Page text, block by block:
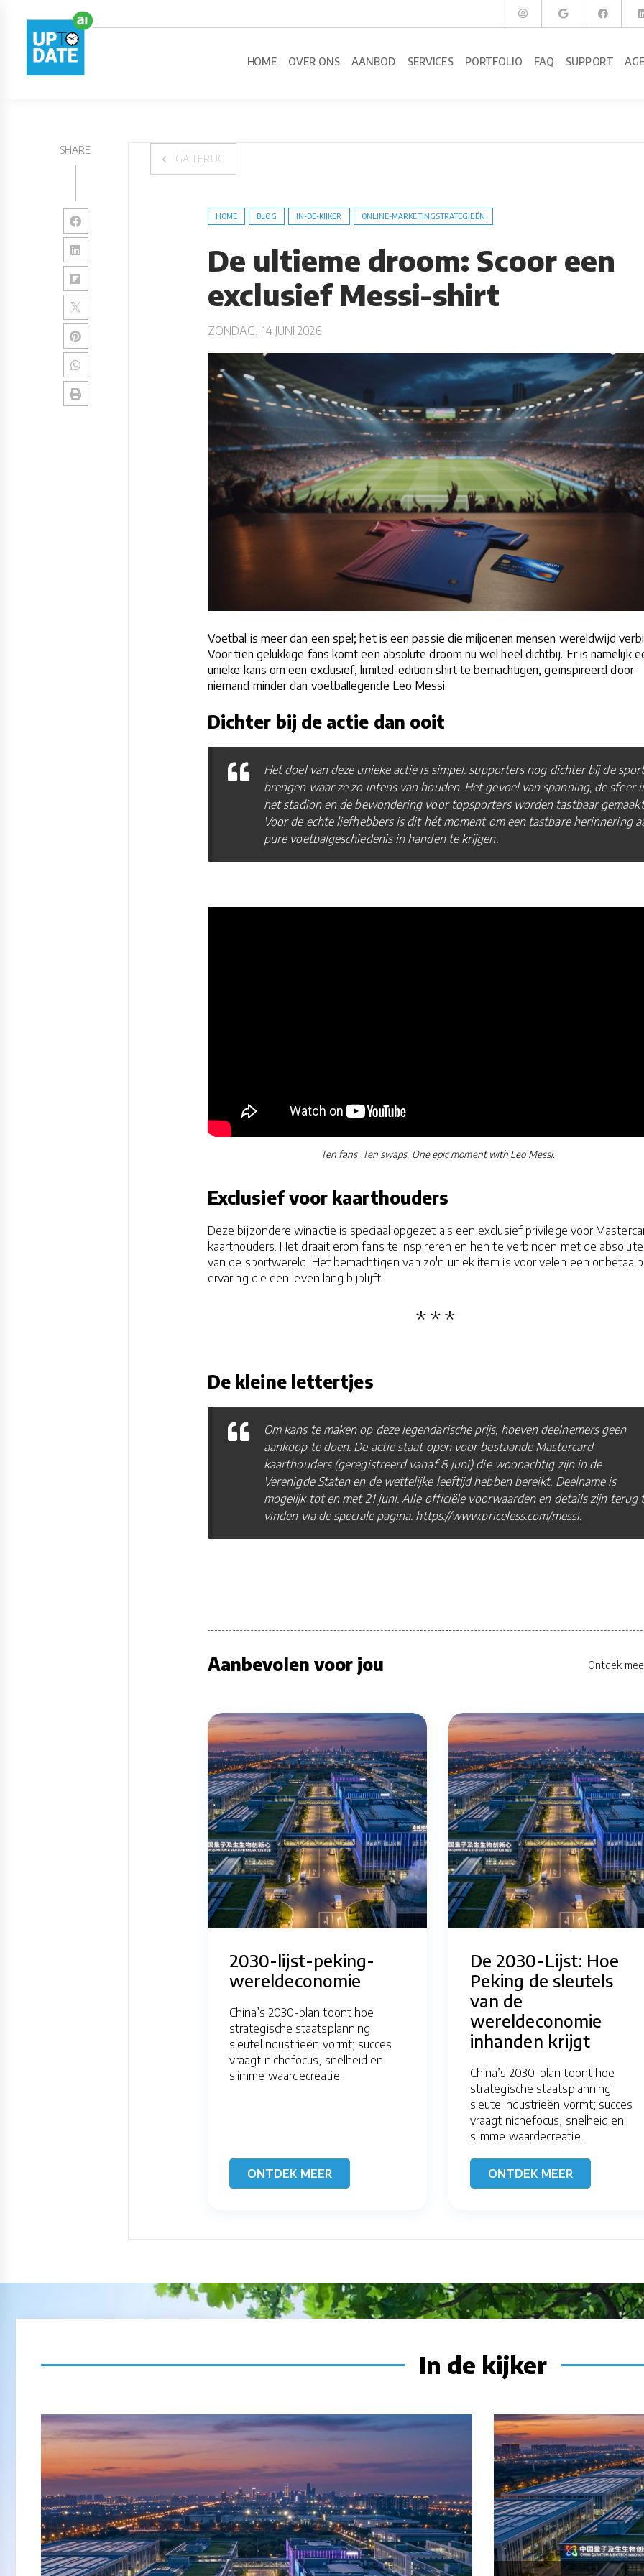
HOME OVER ONS AANBOD SERVICES PORTFOLIO FAQ SUPPORT
SHARE
GA TERUG
HOME BLOG IN-DE-KIJKER ONLINE-MARKETINGSTRATEGIEËN
De ultieme droom: Scoor een
exclusief Messi-shirt
ZONDAG, 14 JUNI 2026
Voetbal is meer dan een spel; het is een passie die miljoenen mensen wereldwijd
Voor tien gelukkige fans komt een absolute droom nu wel heel dichtbij. Er is namelijk
unieke kans om een exclusief, limited-edition shirt te bemachtigen, geïnspireerd door
niemand minder dan voetballegende Leo Messi.
Dichter bij de actie dan ooit
Het doel van deze unieke actie is simpel: supporters nog dichter bij de
brengen waar ze zo intens van houden. Het gevoel van spanning, de sfeer
het stadion en de bewondering voor topsporters worden tastbaar
Voor de echte liefhebbers is dit hét moment om een tastbare herinnering
pure voetbalgeschiedenis in handen te krijgen.
Ten fans. Ten swaps. One epic moment with Leo Messi.
Exclusief voor kaarthouders
Deze bijzondere winactie is speciaal opgezet als een exclusief privilege voor
kaarthouders. Het draait erom fans te inspireren en hen te verbinden met de
van de sportwereld. Het bemachtigen van zo'n uniek item is voor velen een
ervaring die een leven lang bijblijft.
De kleine lettertjes
Om kans te maken op deze legendarische prijs, hoeven deelnemers geen
aankoop te doen. De actie staat open voor bestaande Mastercard-
kaarthouders (geregistreerd vanaf 8 juni) die woonachtig zijn in de
Verenigde Staten en de wettelijke leeftijd hebben bereikt. Deelname is
mogelijk tot en met 21 juni. Alle officiële voorwaarden en details zijn terug
vinden via de speciale pagina: https://www.priceless.com/messi.
Aanbevolen voor jou Ontdek
2030-lijst-peking-
wereldeconomie
China’s 2030-plan toont hoe
strategische staatsplanning
sleutelindustrieën vormt; succes
vraagt nichefocus, snelheid en
slimme waardecreatie.
ONTDEK MEER
De 2030-Lijst: Hoe
Peking de sleutels
van de
wereldeconomie
inhanden krijgt
China’s 2030-plan toont hoe
strategische staatsplanning
sleutelindustrieën vormt; succes
vraagt nichefocus, snelheid en
slimme waardecreatie.
ONTDEK MEER
In de kijker